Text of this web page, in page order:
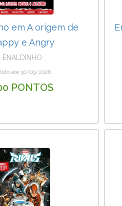
em A origem de
e Angry
ENALDINHO
até 30/09/2026
PONTOS